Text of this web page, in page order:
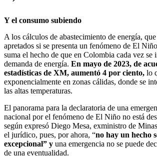
Y el consumo subiendo
A los cálculos de abastecimiento de energía,
apretados si se presenta un fenómeno de El
suma el hecho de que en Colombia cada vez se
demanda de energía. En mayo de 2023, de
estadísticas de XM, aumentó 4 por ciento, lo
exponencialmente en zonas cálidas, donde se
las altas temperaturas.
El panorama para la declaratoria de una
nacional por el fenómeno de El Niño no está
según expresó Diego Mesa, exministro de
el jurídico, pues, por ahora, “no hay un hecho
excepcional” y una emergencia no se puede
de una eventualidad.